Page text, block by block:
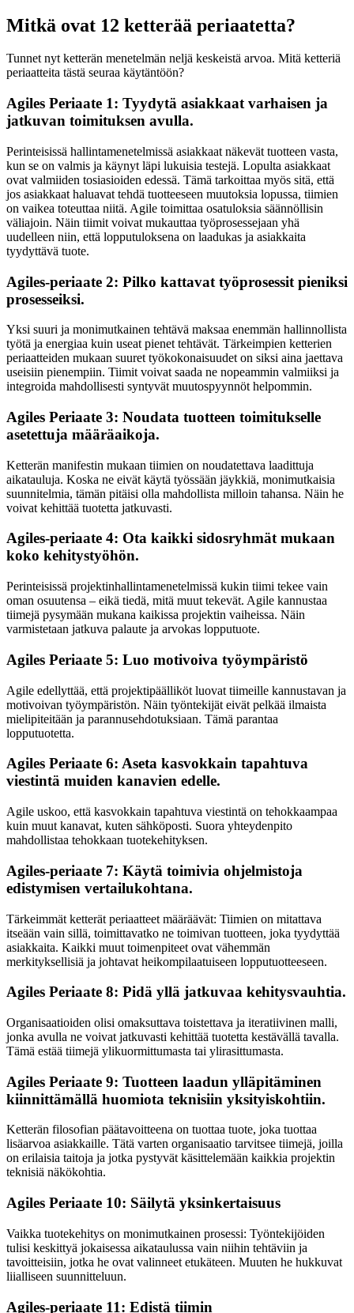
Mitkä ovat 12 ketterää periaatetta?
Tunnet nyt ketterän menetelmän neljä keskeistä arvoa. Mitä ketteriä
periaatteita tästä seuraa käytäntöön?
Agiles Periaate 1: Tyydytä asiakkaat varhaisen ja
jatkuvan toimituksen avulla.
Perinteisissä hallintamenetelmissä asiakkaat näkevät tuotteen vasta,
kun se on valmis ja käynyt läpi lukuisia testejä. Lopulta asiakkaat
ovat valmiiden tosiasioiden edessä. Tämä tarkoittaa myös sitä, että
jos asiakkaat haluavat tehdä tuotteeseen muutoksia lopussa, tiimien
on vaikea toteuttaa niitä. Agile toimittaa osatuloksia säännöllisin
väliajoin. Näin tiimit voivat mukauttaa työprosessejaan yhä
uudelleen niin, että lopputuloksena on laadukas ja asiakkaita
tyydyttävä tuote.
Agiles-periaate 2: Pilko kattavat työprosessit pieniksi
prosesseiksi.
Yksi suuri ja monimutkainen tehtävä maksaa enemmän hallinnollista
työtä ja energiaa kuin useat pienet tehtävät. Tärkeimpien ketterien
periaatteiden mukaan suuret työkokonaisuudet on siksi aina jaettava
useisiin pienempiin. Tiimit voivat saada ne nopeammin valmiiksi ja
integroida mahdollisesti syntyvät muutospyynnöt helpommin.
Agiles Periaate 3: Noudata tuotteen toimitukselle
asetettuja määräaikoja.
Ketterän manifestin mukaan tiimien on noudatettava laadittuja
aikatauluja. Koska ne eivät käytä työssään jäykkiä, monimutkaisia
suunnitelmia, tämän pitäisi olla mahdollista milloin tahansa. Näin he
voivat kehittää tuotetta jatkuvasti.
Agiles-periaate 4: Ota kaikki sidosryhmät mukaan
koko kehitystyöhön.
Perinteisissä projektinhallintamenetelmissä kukin tiimi tekee vain
oman osuutensa – eikä tiedä, mitä muut tekevät. Agile kannustaa
tiimejä pysymään mukana kaikissa projektin vaiheissa. Näin
varmistetaan jatkuva palaute ja arvokas lopputuote.
Agiles Periaate 5: Luo motivoiva työympäristö
Agile edellyttää, että projektipäälliköt luovat tiimeille kannustavan ja
motivoivan työympäristön. Näin työntekijät eivät pelkää ilmaista
mielipiteitään ja parannusehdotuksiaan. Tämä parantaa
lopputuotetta.
Agiles Periaate 6: Aseta kasvokkain tapahtuva
viestintä muiden kanavien edelle.
Agile uskoo, että kasvokkain tapahtuva viestintä on tehokkaampaa
kuin muut kanavat, kuten sähköposti. Suora yhteydenpito
mahdollistaa tehokkaan tuotekehityksen.
Agiles-periaate 7: Käytä toimivia ohjelmistoja
edistymisen vertailukohtana.
Tärkeimmät ketterät periaatteet määräävät: Tiimien on mitattava
itseään vain sillä, toimittavatko ne toimivan tuotteen, joka tyydyttää
asiakkaita. Kaikki muut toimenpiteet ovat vähemmän
merkityksellisiä ja johtavat heikompilaatuiseen lopputuotteeseen.
Agiles Periaate 8: Pidä yllä jatkuvaa kehitysvauhtia.
Organisaatioiden olisi omaksuttava toistettava ja iteratiivinen malli,
jonka avulla ne voivat jatkuvasti kehittää tuotetta kestävällä tavalla.
Tämä estää tiimejä ylikuormittumasta tai ylirasittumasta.
Agiles Periaate 9: Tuotteen laadun ylläpitäminen
kiinnittämällä huomiota teknisiin yksityiskohtiin.
Ketterän filosofian päätavoitteena on tuottaa tuote, joka tuottaa
lisäarvoa asiakkaille. Tätä varten organisaatio tarvitsee tiimejä, joilla
on erilaisia taitoja ja jotka pystyvät käsittelemään kaikkia projektin
teknisiä näkökohtia.
Agiles Periaate 10: Säilytä yksinkertaisuus
Vaikka tuotekehitys on monimutkainen prosessi: Työntekijöiden
tulisi keskittyä jokaisessa aikataulussa vain niihin tehtäviin ja
tavoitteisiin, jotka he ovat valinneet etukäteen. Muuten he hukkuvat
liialliseen suunnitteluun.
Agiles-periaate 11: Edistä tiimin